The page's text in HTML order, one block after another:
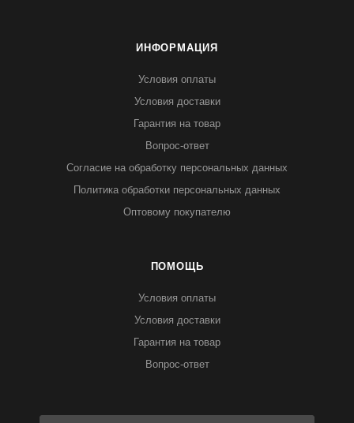
ИНФОРМАЦИЯ
Условия оплаты
Условия доставки
Гарантия на товар
Вопрос-ответ
Согласие на обработку персональных данных
Политика обработки персональных данных
Оптовому покупателю
ПОМОЩЬ
Условия оплаты
Условия доставки
Гарантия на товар
Вопрос-ответ